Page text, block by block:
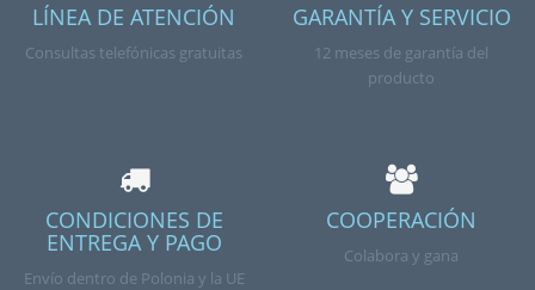
LÍNEA DE ATENCIÓN
Consultas telefónicas gratuitas
GARANTÍA Y SERVICIO
12 meses de garantía del
producto
CONDICIONES DE
ENTREGA Y PAGO
Envío dentro de Polonia y la UE
COOPERACIÓN
Colabora y gana